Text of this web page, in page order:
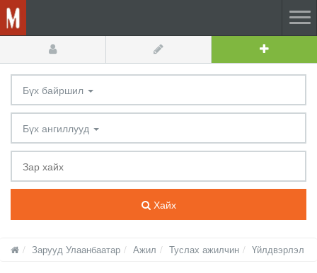
Бүх байршил
Бүх ангиллууд
Хайх
Зарууд Улаанбаатар Ажил Туслах ажилчин Үйлдвэрлэл